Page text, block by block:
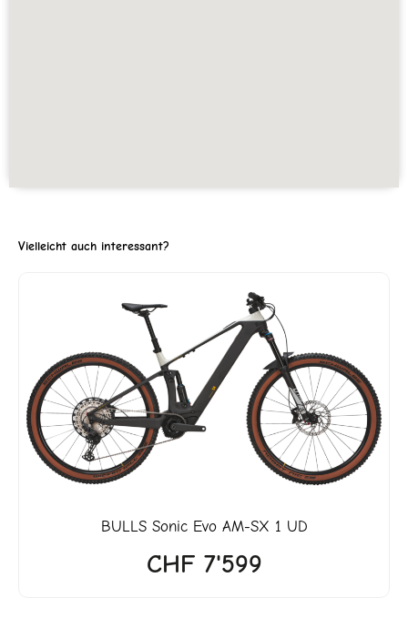
Vielleicht auch interessant?
BULLSSonic Evo AM-SX 1 UD
CHF7'599